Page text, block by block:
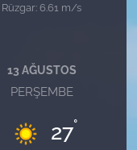
Rüzgar: 6.61 m/s
13 AĞUSTOS
PERŞEMBE
27°